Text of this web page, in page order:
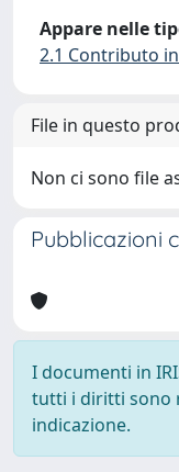
Appare nelle
2.1 Contributo
File in questo
Non ci sono file
Pubblicazioni
I documenti in
tutti i diritti sono
indicazione.